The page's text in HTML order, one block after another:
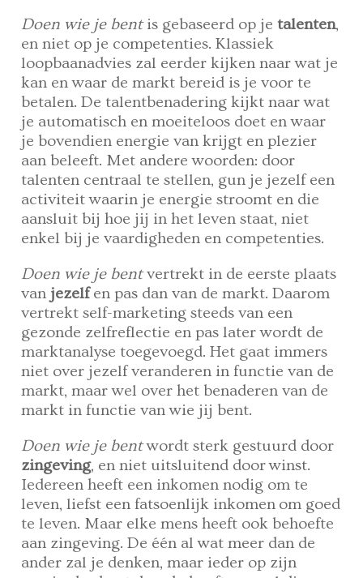
Doen wie je bentis gebaseerd op je talenten,
en niet op je competenties. Klassiek
loopbaanadvies zal eerder kijken naar wat je
kan en waar de markt bereid is je voor te
betalen. De talentbenadering kijkt naar wat
je automatisch en moeiteloos doet en waar
je bovendien energie van krijgt en plezier
aan beleeft. Met andere woorden: door
talenten centraal te stellen, gun je jezelf een
activiteit waarin je energie stroomt en die
aansluit bij hoe jij in het leven staat, niet
enkel bij je vaardigheden en competenties.
Doen wie je bentvertrekt in de eerste plaats
van jezelfen pas dan van de markt. Daarom
vertrekt self-marketing steeds van een
gezonde zelfreflectie en pas later wordt de
marktanalyse toegevoegd. Het gaat immers
niet over jezelf veranderen in functie van de
markt, maar wel over het benaderen van de
markt in functie van wie jij bent.
Doen wie je bentwordt sterk gestuurd door
zingeving, en niet uitsluitend door winst.
Iedereen heeft een inkomen nodig om te
leven, liefst een fatsoenlijk inkomen om goed
te leven. Maar elke mens heeft ook behoefte
aan zingeving. De één al wat meer dan de
ander zal je denken, maar ieder op zijn